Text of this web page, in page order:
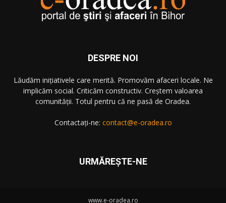
DESPRE NOI
Lăudăm iniţiativele care merită. Promovăm afaceri locale. Ne
implicăm social. Criticăm constructiv. Creştem valoarea
comunităţii. Totul pentru că ne pasă de Oradea.
Contactați-ne: contact@e-oradea.ro
URMĂREŞTE-NE
www.e-oradea.ro